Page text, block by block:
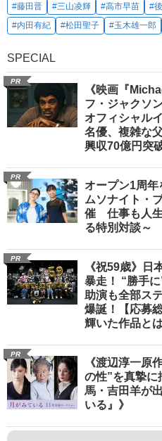
#藤田晋 #三山凌輝 #高市早苗 #
#内田有紀
#松田聖子 #玉木雄一郎
SPECIAL
PR
《映画『
フ・ジャクソ
オフィシャル
名優、複雑な
興収70億円突破
PR
オープン1周
ムソナイト・
催 仕事も人生
る特別対談～
PR
《祝59歳》日
暴走！ “勝手
助演も全部ス
爆誕！【応募
輝いた作品と
PR
《渡辺淳一原
の性”を真摯に
馬・吉田羊が
いる』》